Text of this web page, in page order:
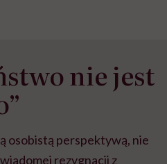
nie jest
osobistą perspektywą, nie
rezygnacji z